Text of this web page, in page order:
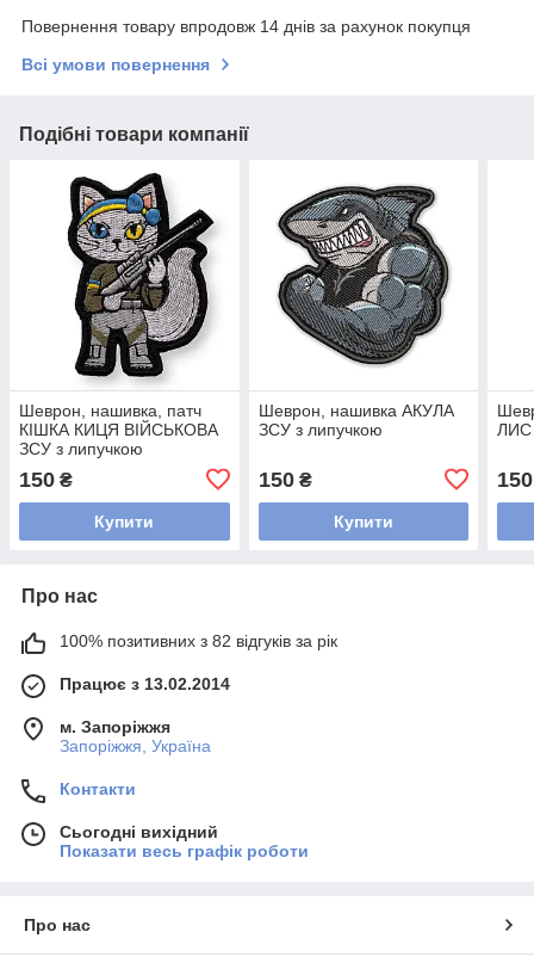
Повернення товару впродовж 14 днів за рахунок покупця
Всі умови повернення
Подібні товари компанії
Шеврон, нашивка, патч
КІШКА КИЦЯ ВІЙСЬКОВА
ЗСУ з липучкою
150 ₴
Купити
Шеврон, нашивка АКУЛА
ЗСУ з липучкою
150₴
Купити
ЛИС
150
Про нас
100% позитивних з 82 відгуків за рік
Працює з 13.02.2014
м. Запоріжжя
Запоріжжя, Україна
Контакти
Сьогодні вихідний
Показати весь графік роботи
Про нас